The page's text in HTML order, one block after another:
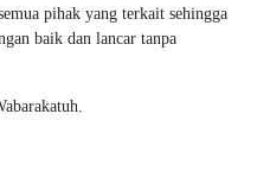
pihak yang terkait sehingga
baik dan lancar tanpa